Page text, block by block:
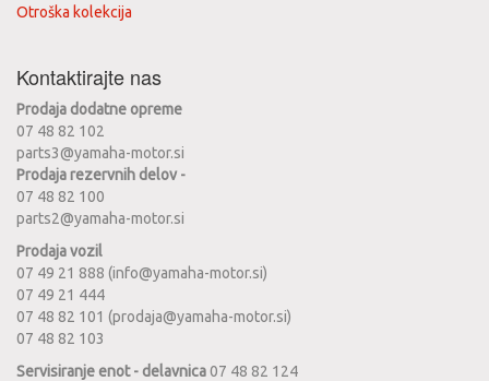
Otroška kolekcija
Kontaktirajte nas
Prodaja dodatne opreme
07 48 82 102
parts3@yamaha-motor.si
Prodaja rezervnih delov -
07 48 82 100
parts2@yamaha-motor.si
Prodaja vozil
07 49 21 888 (info@yamaha-motor.si)
07 49 21 444
07 48 82 101 (prodaja@yamaha-motor.si)
07 48 82 103
Servisiranje enot - delavnica07 48 82 124